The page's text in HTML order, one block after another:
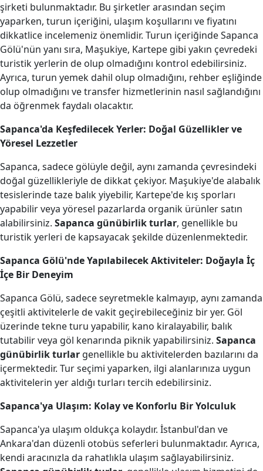
şirketi bulunmaktadır. Bu şirketler arasından seçim
yaparken, turun içeriğini, ulaşım koşullarını ve fiyatını
dikkatlice incelemeniz önemlidir. Turun içeriğinde Sapanca
Gölü'nün yanı sıra, Maşukiye, Kartepe gibi yakın çevredeki
turistik yerlerin de olup olmadığını kontrol edebilirsiniz.
Ayrıca, turun yemek dahil olup olmadığını, rehber eşliğinde
olup olmadığını ve transfer hizmetlerinin nasıl sağlandığını
da öğrenmek faydalı olacaktır.
Sapanca'da Keşfedilecek Yerler: Doğal Güzellikler ve
Yöresel Lezzetler
Sapanca, sadece gölüyle değil, aynı zamanda çevresindeki
doğal güzellikleriyle de dikkat çekiyor. Maşukiye'de alabalık
tesislerinde taze balık yiyebilir, Kartepe'de kış sporları
yapabilir veya yöresel pazarlarda organik ürünler satın
alabilirsiniz. Sapanca günübirlik turlar, genellikle bu
turistik yerleri de kapsayacak şekilde düzenlenmektedir.
Sapanca Gölü'nde Yapılabilecek Aktiviteler: Doğayla İç
İçe Bir Deneyim
Sapanca Gölü, sadece seyretmekle kalmayıp, aynı zamanda
çeşitli aktivitelerle de vakit geçirebileceğiniz bir yer. Göl
üzerinde tekne turu yapabilir, kano kiralayabilir, balık
tutabilir veya göl kenarında piknik yapabilirsiniz. Sapanca
günübirlik turlar genellikle bu aktivitelerden bazılarını da
içermektedir. Tur seçimi yaparken, ilgi alanlarınıza uygun
aktivitelerin yer aldığı turları tercih edebilirsiniz.
Sapanca'ya Ulaşım: Kolay ve Konforlu Bir Yolculuk
Sapanca'ya ulaşım oldukça kolaydır. İstanbul'dan ve
Ankara'dan düzenli otobüs seferleri bulunmaktadır. Ayrıca,
kendi aracınızla da rahatlıkla ulaşım sağlayabilirsiniz.